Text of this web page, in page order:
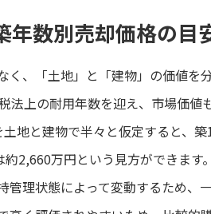
年数別売却価格の目
、「土地」と「建物」の価値を
上の耐用年数を迎え、市場価値
地と建物で半々と仮定すると、築
2,660万円という見方ができます。
理状態によって変動するため、